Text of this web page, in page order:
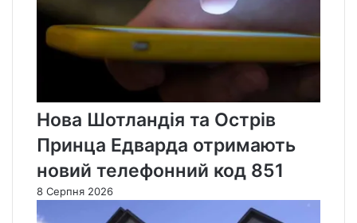
Нова Шотландія та Острів
Принца Едварда отримають
новий телефонний код 851
8 Серпня 2026